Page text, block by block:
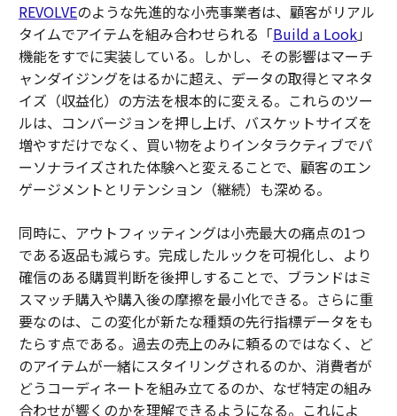
REVOLVEのような先進的な小売事業者は、顧客がリアル
タイムでアイテムを組み合わせられる「Build a Look」
機能をすでに実装している。しかし、その影響はマーチ
ャンダイジングをはるかに超え、データの取得とマネタ
イズ（収益化）の方法を根本的に変える。これらのツー
ルは、コンバージョンを押し上げ、バスケットサイズを
増やすだけでなく、買い物をよりインタラクティブでパ
ーソナライズされた体験へと変えることで、顧客のエン
ゲージメントとリテンション（継続）も深める。
同時に、アウトフィッティングは小売最大の痛点の1つ
である返品も減らす。完成したルックを可視化し、より
確信のある購買判断を後押しすることで、ブランドはミ
スマッチ購入や購入後の摩擦を最小化できる。さらに重
要なのは、この変化が新たな種類の先行指標データをも
たらす点である。過去の売上のみに頼るのではなく、ど
のアイテムが一緒にスタイリングされるのか、消費者が
どうコーディネートを組み立てるのか、なぜ特定の組み
合わせが響くのかを理解できるようになる。これによ